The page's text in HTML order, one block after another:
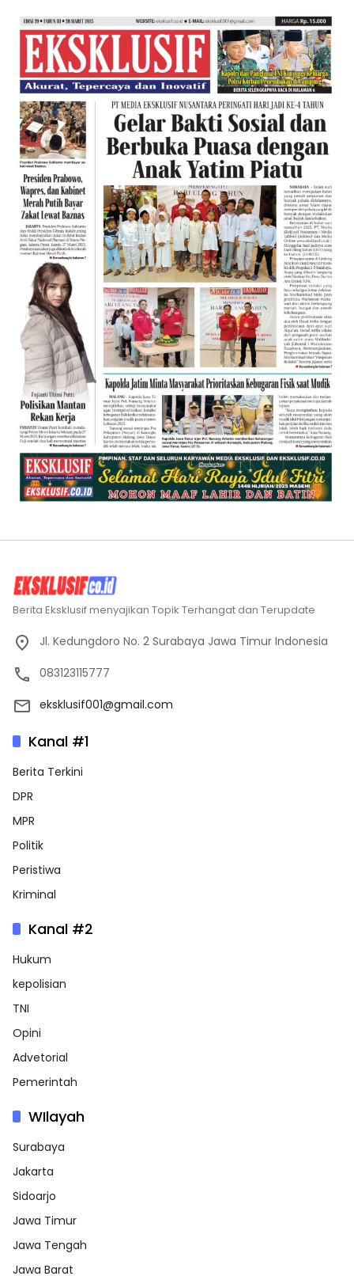
Berita Eksklusif menyajikan Topik Terhangat dan Terupdate
Jl. Kedungdoro No. 2 Surabaya Jawa Timur Indonesia
083123115777
eksklusif001@gmail.com
Kanal #1
Berita Terkini
DPR
MPR
Politik
Peristiwa
Kriminal
Kanal #2
Hukum
kepolisian
TNI
Opini
Advetorial
Pemerintah
WIlayah
Surabaya
Jakarta
Sidoarjo
Jawa Timur
Jawa Tengah
Jawa Barat